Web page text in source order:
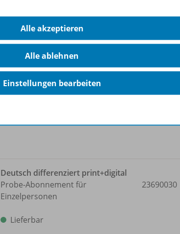
Deutsch differenziert print+digital
Abonnement für Einzelpersonen
Lieferbar
23690020
Deutsch differenziert print+digital
Probe-Abonnement für
Einzelpersonen
Lieferbar
23690030
Alle akzeptieren
Alle ablehnen
Einstellungen bearbeiten